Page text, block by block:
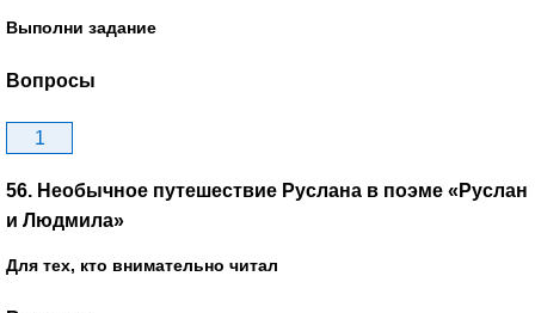
Выполни задание
Вопросы
1
56. Необычное путешествие Руслана в поэме «Руслан
и Людмила»
Для тех, кто внимательно читал